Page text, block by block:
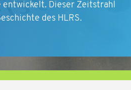
entwickelt. Dieser Zeitstrahl
des HLRS.